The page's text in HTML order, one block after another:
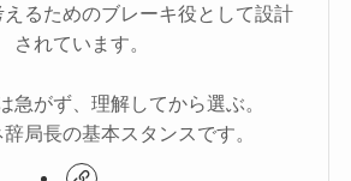
るためのブレーキ役として設計
されています。
急がず、理解してから選ぶ。
局長の基本スタンスです。